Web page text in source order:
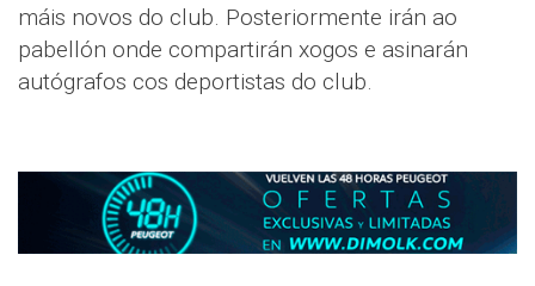
máis novos do club. Posteriormente irán ao
pabellón onde compartirán xogos e asinarán
autógrafos cos deportistas do club.